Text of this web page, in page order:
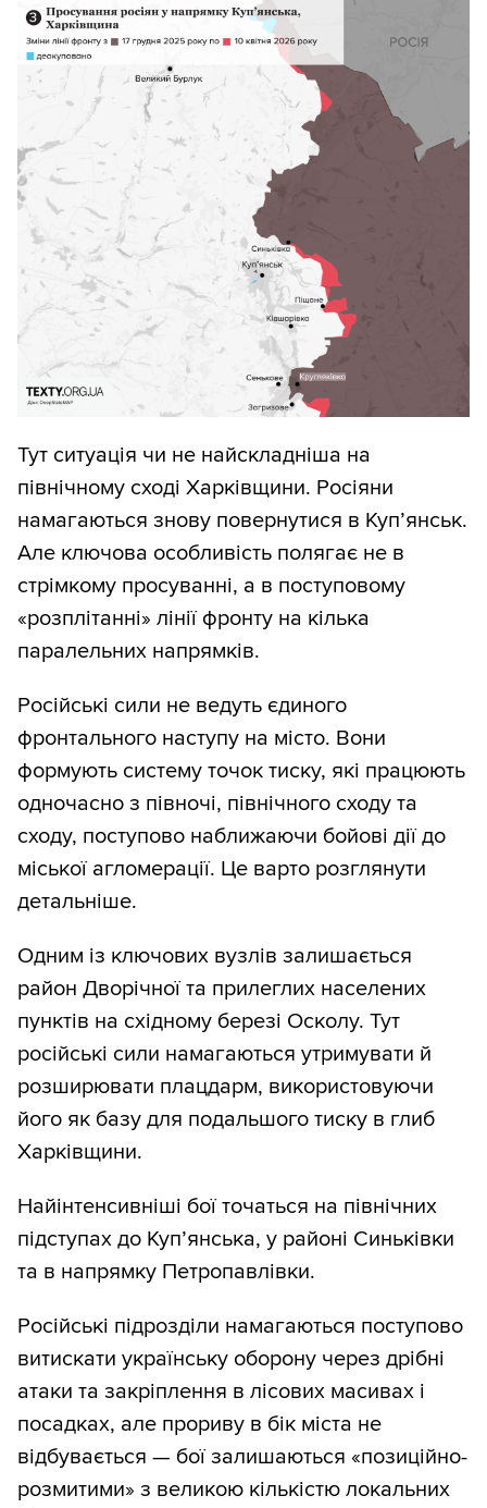
Тут ситуація чи не найскладніша на
північному сході Харківщини. Росіяни
намагаються знову повернутися в Купʼянськ.
Але ключова особливість полягає не в
стрімкому просуванні, а в поступовому
«розплітанні» лінії фронту на кілька
паралельних напрямків.
Російські сили не ведуть єдиного
фронтального наступу на місто. Вони
формують систему точок тиску, які працюють
одночасно з півночі, північного сходу та
сходу, поступово наближаючи бойові дії до
міської агломерації. Це варто розглянути
детальніше.
Одним із ключових вузлів залишається
район Дворічної та прилеглих населених
пунктів на східному березі Осколу. Тут
російські сили намагаються утримувати й
розширювати плацдарм, використовуючи
його як базу для подальшого тиску в глиб
Харківщини.
Найінтенсивніші бої точаться на північних
підступах до Куп’янська, у районі Синьківки
та в напрямку Петропавлівки.
Російські підрозділи намагаються поступово
витискати українську оборону через дрібні
атаки та закріплення в лісових масивах і
посадках, але прориву в бік міста не
відбувається — бої залишаються «позиційно-
розмитими» з великою кількістю локальних